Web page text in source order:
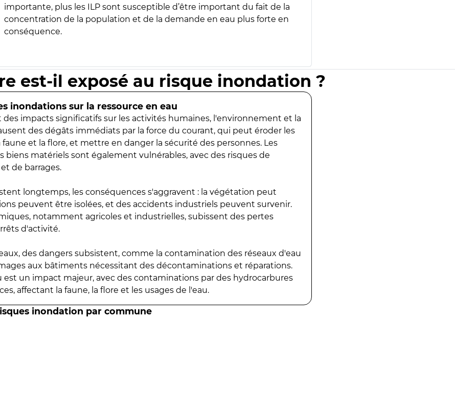
importante, plus les ILP sont susceptible d’être important du fait de la
concentration de la population et de la demande en eau plus forte en
conséquence.
est-il exposé au risque inondation ?
inondations sur la ressource en eau
des impacts significatifs sur les activités humaines, l'environnement et la
des dégâts immédiats par la force du courant, qui peut éroder les
et la flore, et mettre en danger la sécurité des personnes. Les
biens matériels sont également vulnérables, avec des risques de
de barrages.
longtemps, les conséquences s'aggravent : la végétation peut
peuvent être isolées, et des accidents industriels peuvent survenir.
notamment agricoles et industrielles, subissent des pertes
d'activité.
des dangers subsistent, comme la contamination des réseaux d'eau
aux bâtiments nécessitant des décontaminations et réparations.
est un impact majeur, avec des contaminations par des hydrocarbures
affectant la faune, la flore et les usages de l'eau.
inondation par commune